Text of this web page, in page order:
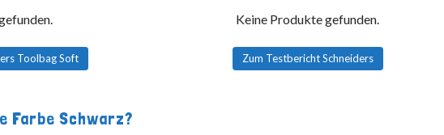
Toolbag Soft
Keine Produkte gefunden.
Zum Testbericht Schneiders
Farbe Schwarz?